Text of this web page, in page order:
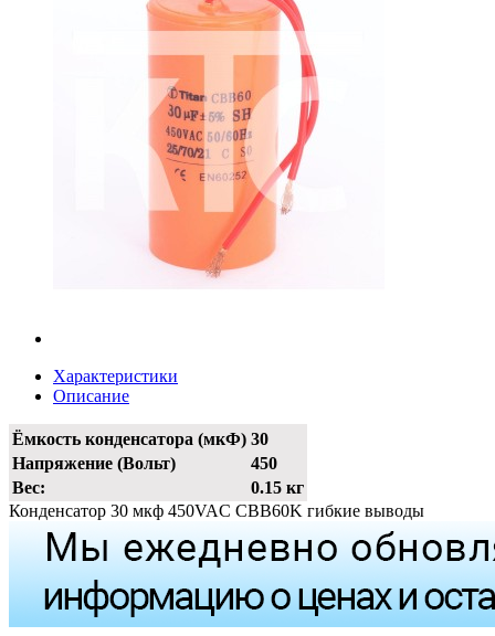
Характеристики
Описание
Ёмкость конденсатора (мкФ) 30
Напряжение (Вольт)
450
Вес:
0.15 кг
Конденсатор 30 мкф 450VAC CBB60K гибкие выводы